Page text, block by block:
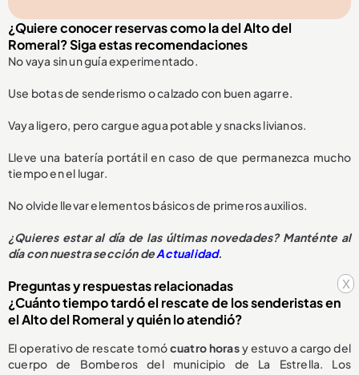
x
¿Quiere conocer reservas como la del Alto del
Romeral? Siga estas recomendaciones
No vaya sin un guía experimentado.
Use botas de senderismo o calzado con buen agarre.
Vaya ligero, pero cargue agua potable y snacks livianos.
Lleve una batería portátil en caso de que permanezca mucho
tiempo en el lugar.
No olvide llevar elementos básicos de primeros auxilios.
¿Quieres estar al día de las últimas novedades? Manténte al
día con nuestra sección deActualidad.
Preguntas y respuestas relacionadas
¿Cuánto tiempo tardó el rescate de los senderistas en
el Alto del Romeral y quién lo atendió?
El operativo de rescate tomócuatro horasy estuvo a cargo del
cuerpo de Bomberos del municipio de La Estrella. Los